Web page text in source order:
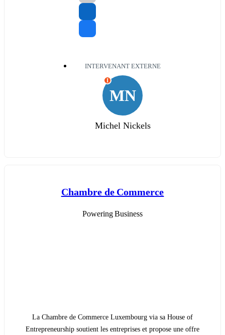
INTERVENANT EXTERNE
MN
I
Michel Nickels
Chambre de Commerce
Powering Business
La Chambre de Commerce Luxembourg via sa House of
Entrepreneurship soutient les entreprises et propose une offre